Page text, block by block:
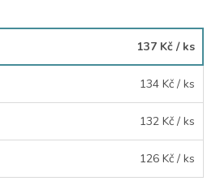
137 Kč / ks
134 Kč / ks
132 Kč / ks
126 Kč / ks